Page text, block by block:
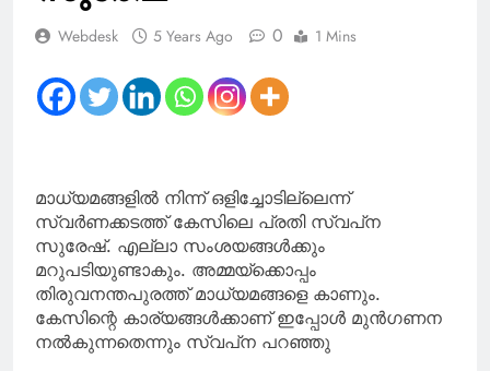
Webdesk 5 Years Ago 0 1 Mins
മാധ്യമങ്ങളിൽ നിന്ന് ഒളിച്ചോടില്ലെന്ന്
സ്വർണക്കടത്ത് കേസിലെ പ്രതി സ്വപ്‌ന
സുരേഷ്. എല്ലാ സംശയങ്ങൾക്കും
മറുപടിയുണ്ടാകും. അമ്മയ്‌ക്കൊപ്പം
തിരുവനന്തപുരത്ത് മാധ്യമങ്ങളെ കാണും.
കേസിന്റെ കാര്യങ്ങൾക്കാണ് ഇപ്പോൾ മുൻഗണന
നൽകുന്നതെന്നും സ്വപ്‌ന പറഞ്ഞു